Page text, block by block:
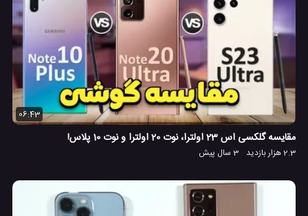
06:43
مقایسه گلکسی اس 23 اولترا، نوت 20 اولترا و نوت 10 پلاس!
2.3 هزار بازدید 3 سال پیش